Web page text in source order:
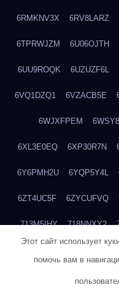
6RMKNV3X 6RV8LARZ
6TPRWJZM 6U06OJTH
6UU9ROQK 6UZUZF6L
6VQ1DZQ1 6VZACB5E
6WJXFPEM
6XL3E0EQ 6XP30R7N
6Y6PMH2U 6YQP5Y4L
6ZT4UC5F 6ZYCUFVQ
713M5IHY 718NNXY2
Этот сайт использует
помочь вам в